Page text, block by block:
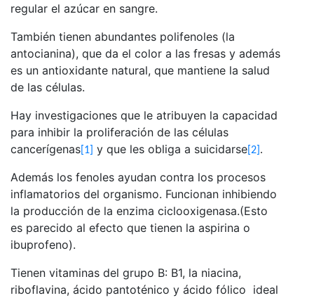
regular el azúcar en sangre.
También tienen abundantes polifenoles (la
antocianina), que da el color a las fresas y además
es un antioxidante natural, que mantiene la salud
de las células.
Hay investigaciones que le atribuyen la capacidad
para inhibir la proliferación de las células
cancerígenas [1] y que les obliga a suicidarse [2] .
Además los fenoles ayudan contra los procesos
inflamatorios del organismo. Funcionan inhibiendo
la producción de la enzima ciclooxigenasa.(Esto
es parecido al efecto que tienen la aspirina o
ibuprofeno).
Tienen vitaminas del grupo B: B1, la niacina,
riboflavina, ácido pantoténico y ácido fólico ideal